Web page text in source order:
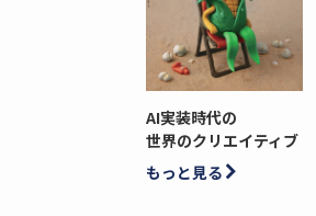
AI実装時代の
世界のクリエイティブ
もっと見る